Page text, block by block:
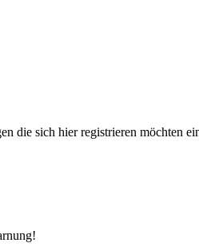
die sich hier registrieren möchten